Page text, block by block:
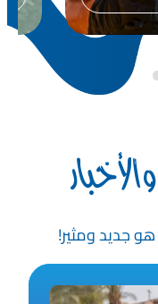
جديد ومثير!